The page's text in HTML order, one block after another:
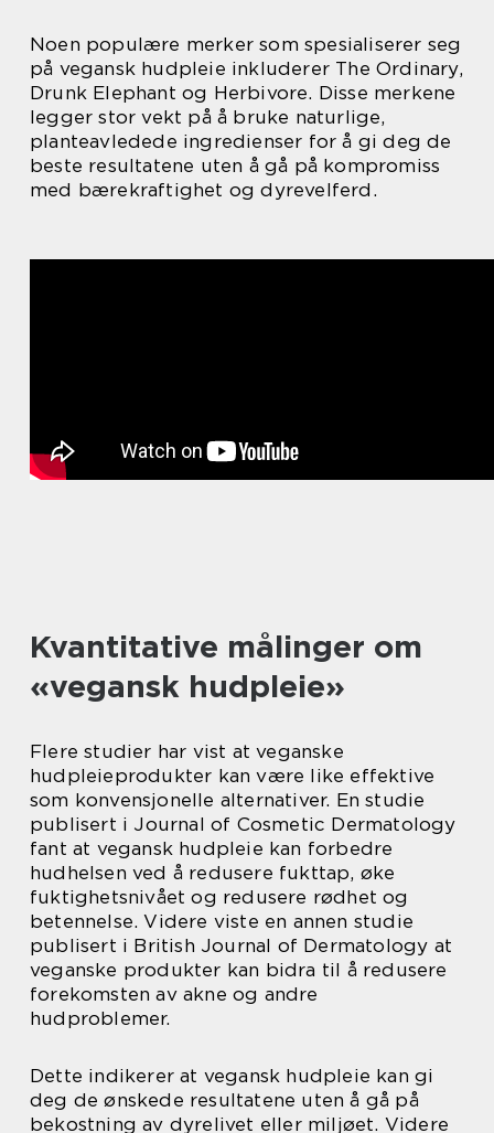
Noen populære merker som spesialiserer seg
på vegansk hudpleie inkluderer The Ordinary,
Drunk Elephant og Herbivore. Disse merkene
legger stor vekt på å bruke naturlige,
planteavledede ingredienser for å gi deg de
beste resultatene uten å gå på kompromiss
med bærekraftighet og dyrevelferd.
Kvantitative målinger om
«vegansk hudpleie»
Flere studier har vist at veganske
hudpleieprodukter kan være like effektive
som konvensjonelle alternativer. En studie
publisert i Journal of Cosmetic Dermatology
fant at vegansk hudpleie kan forbedre
hudhelsen ved å redusere fukttap, øke
fuktighetsnivået og redusere rødhet og
betennelse. Videre viste en annen studie
publisert i British Journal of Dermatology at
veganske produkter kan bidra til å redusere
forekomsten av akne og andre
hudproblemer.
Dette indikerer at vegansk hudpleie kan gi
deg de ønskede resultatene uten å gå på
bekostning av dyrelivet eller miljøet. Videre